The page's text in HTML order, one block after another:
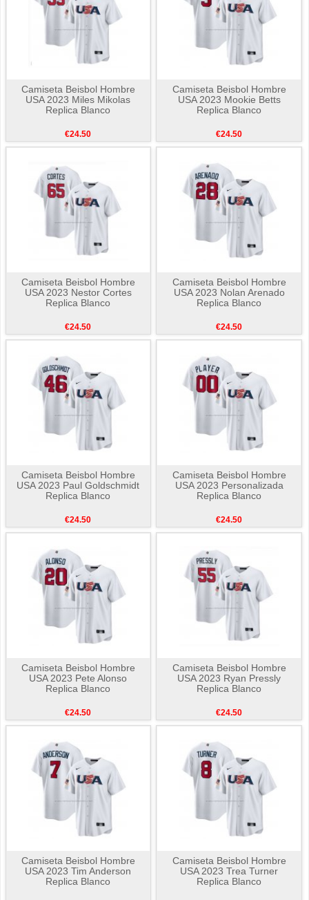
Camiseta Beisbol Hombre
USA 2023 Miles Mikolas
Replica Blanco
€24.50
Camiseta Beisbol Hombre
USA 2023 Mookie Betts
Replica Blanco
€24.50
Camiseta Beisbol Hombre
USA 2023 Nestor Cortes
Replica Blanco
€24.50
Camiseta Beisbol Hombre
USA 2023 Nolan Arenado
Replica Blanco
€24.50
Camiseta Beisbol Hombre
USA 2023 Paul Goldschmidt
Replica Blanco
€24.50
Camiseta Beisbol Hombre
USA 2023 Personalizada
Replica Blanco
€24.50
Camiseta Beisbol Hombre
USA 2023 Pete Alonso
Replica Blanco
€24.50
Camiseta Beisbol Hombre
USA 2023 Ryan Pressly
Replica Blanco
€24.50
Camiseta Beisbol Hombre
USA 2023 Tim Anderson
Replica Blanco
Camiseta Beisbol Hombre
USA 2023 Trea Turner
Replica Blanco